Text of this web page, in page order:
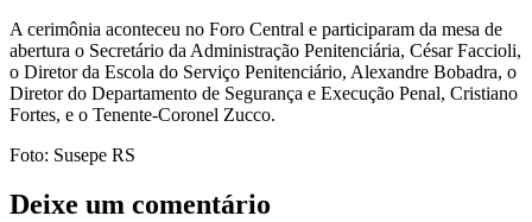
A cerimônia aconteceu no Foro Central e participaram da mesa de
abertura o Secretário da Administração Penitenciária, César Faccioli,
o Diretor da Escola do Serviço Penitenciário, Alexandre Bobadra, o
Diretor do Departamento de Segurança e Execução Penal, Cristiano
Fortes, e o Tenente-Coronel Zucco.
Foto: Susepe RS
Deixe um comentário